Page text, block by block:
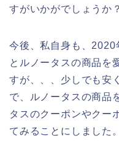
すがいかがでしょうか？
今後、私自身も、
とルノータスの商品を
すが、、、少しでも安
で、ルノータスの商品
タスのクーポンやクー
てみることにしました。